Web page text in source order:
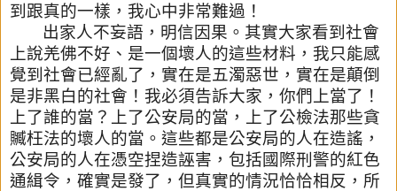
到跟真的一樣，我心中非常難過！
出家人不妄語，明信因果。其實大家看到社會
上說羌佛不好、是一個壞人的這些材料，我只能感
覺到社會已經亂了，實在是五濁惡世，實在是顛倒
是非黑白的社會！我必須告訴大家，你們上當了！
上了誰的當？上了公安局的當，上了公檢法那些貪
贓枉法的壞人的當。 這些都是公安局的人在造謠，
公安局的人在憑空捏造誣害，包括國際刑警的紅色
通緝令，確實是發了，但真實的情況恰恰相反，所